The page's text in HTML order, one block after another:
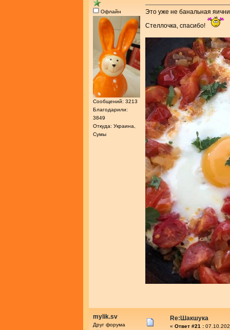
Офлайн
Сообщений: 3213
Благодарили:
3849
Откуда: Украина,
Сумы
Это уже не банальная
Стеллочка, спасибо!
mylik.sv
Друг форума
Re:Шакшука
« Ответ #21 :